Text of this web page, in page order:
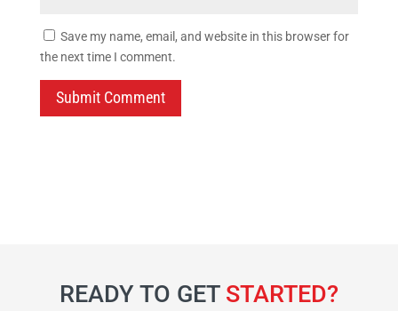
Save my name, email, and website in this browser for
the next time I comment.
Submit Comment
READY TO GET STARTED?